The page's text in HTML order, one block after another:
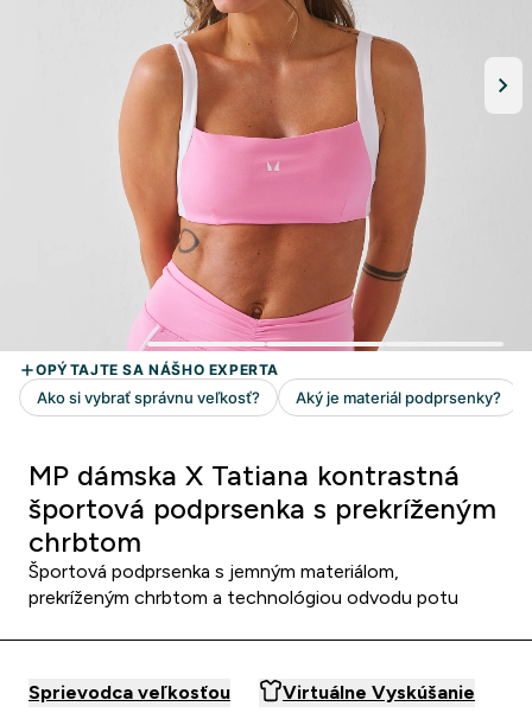
MP dámska X Tatiana kontrastná
športová podprsenka s prekríženým
chrbtom
Športová podprsenka s jemným materiálom,
prekríženým chrbtom a technológiou odvodu potu
Sprievodca veľkosťou Virtuálne Vyskúšanie